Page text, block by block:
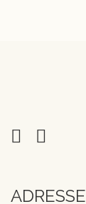
ADRESSE